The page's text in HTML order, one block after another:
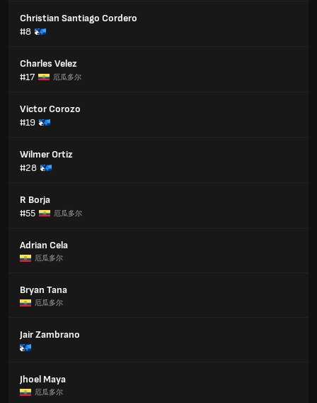
Christian Santiago Cordero
#8
Charles Velez
#17
厄瓜多尔
Victor Corozo
#19
Wilmer Ortiz
#28
R Borja
#55
厄瓜多尔
Adrian Cela
厄瓜多尔
Bryan Tana
厄瓜多尔
Jair Zambrano
Jhoel Maya
厄瓜多尔